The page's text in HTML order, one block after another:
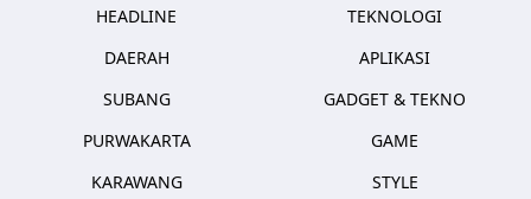
HEADLINE
DAERAH
SUBANG
PURWAKARTA
KARAWANG
TEKNOLOGI
APLIKASI
GADGET & TEKNO
GAME
STYLE